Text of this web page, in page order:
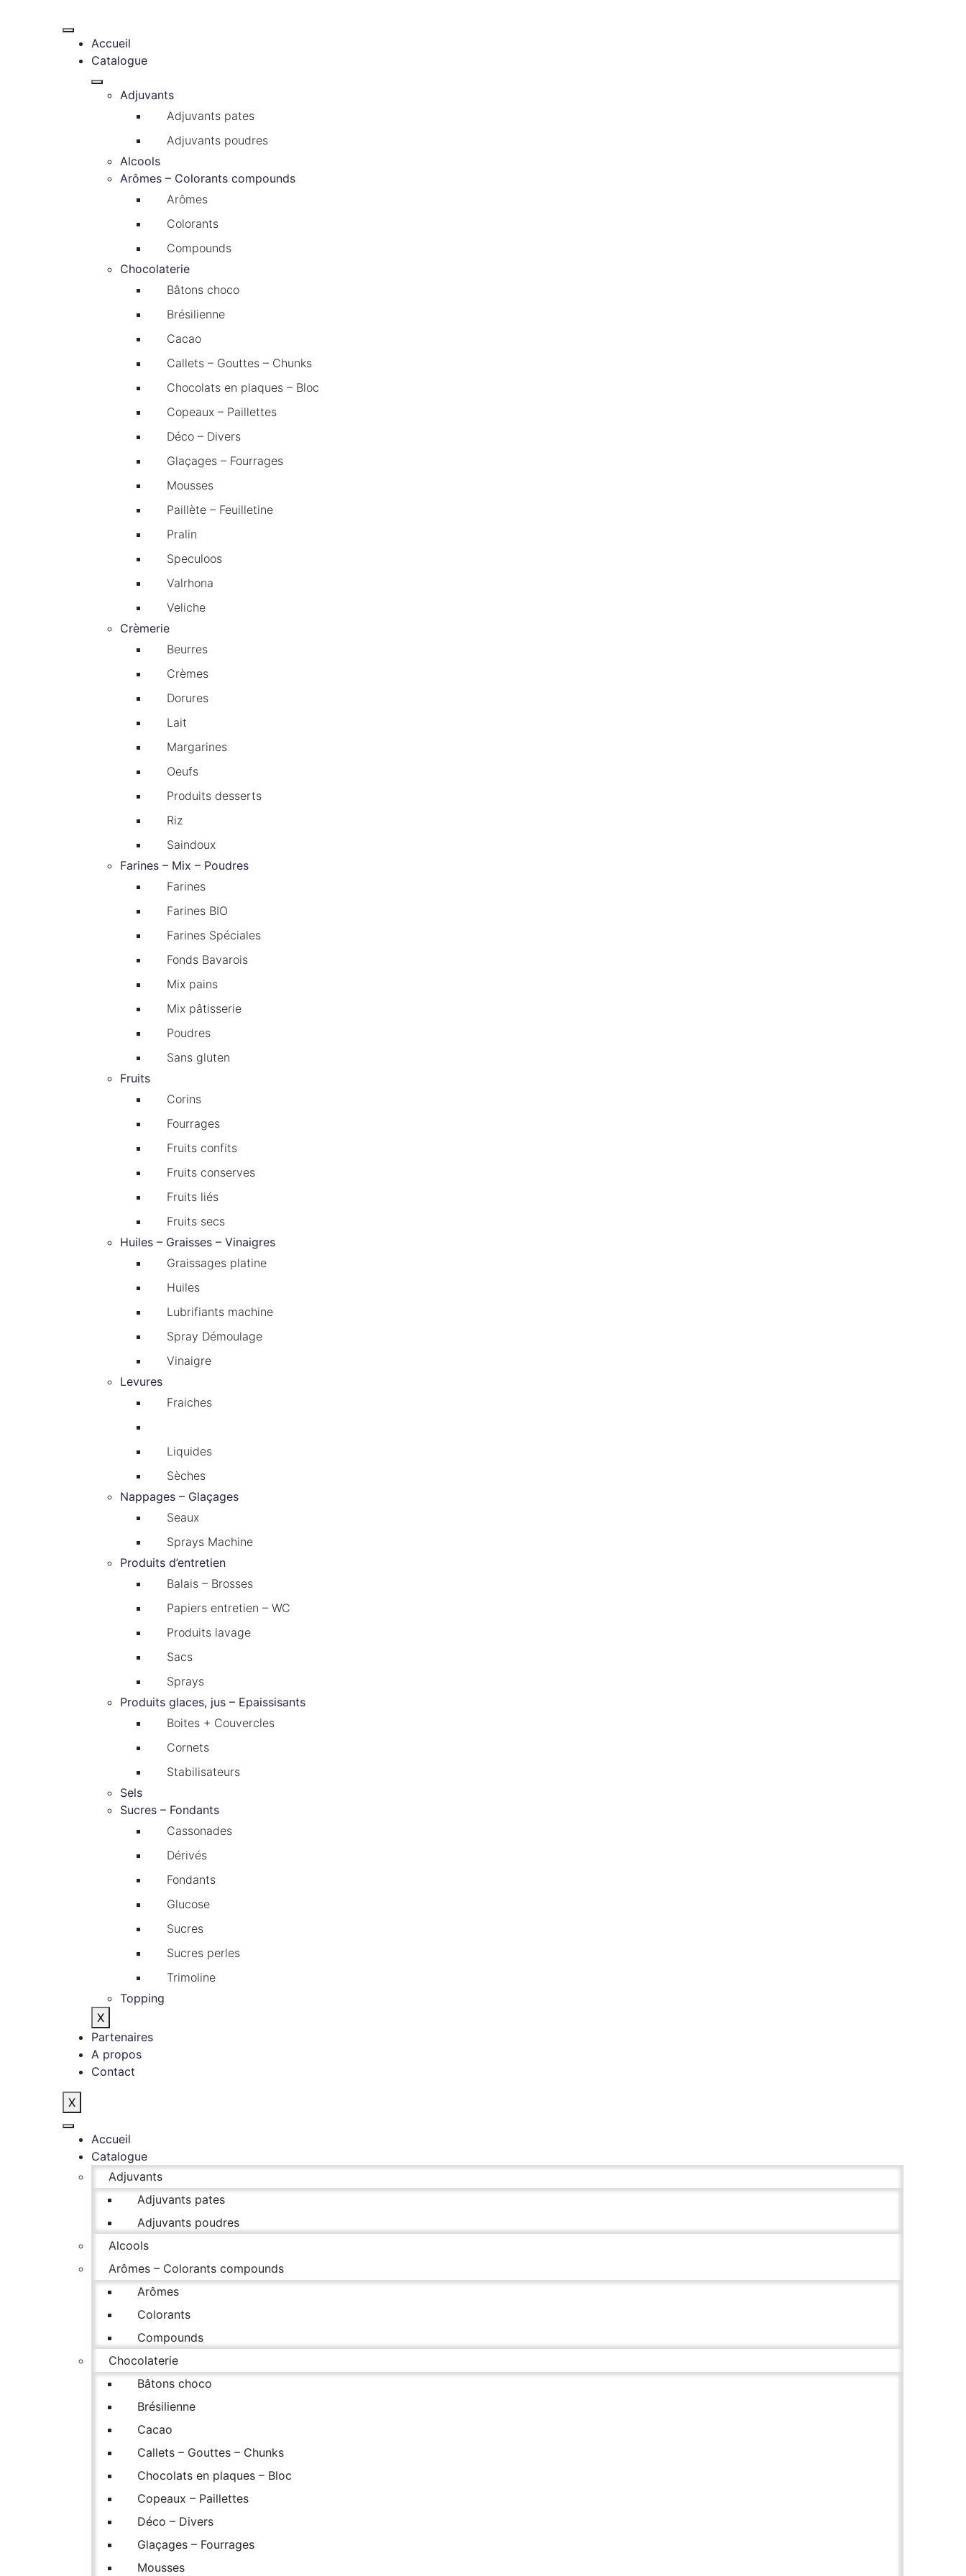
Accueil
Catalogue
Adjuvants
Adjuvants pates
Adjuvants poudres
Alcools
Arômes – Colorants compounds
Arômes
Colorants
Compounds
Chocolaterie
Bâtons choco
Brésilienne
Cacao
Callets – Gouttes – Chunks
Chocolats en plaques – Bloc
Copeaux – Paillettes
Déco – Divers
Glaçages – Fourrages
Mousses
Paillète – Feuilletine
Pralin
Speculoos
Valrhona
Veliche
Crèmerie
Beurres
Crèmes
Dorures
Lait
Margarines
Oeufs
Produits desserts
Riz
Saindoux
Farines – Mix – Poudres
Farines
Farines BIO
Farines Spéciales
Fonds Bavarois
Mix pains
Mix pâtisserie
Poudres
Sans gluten
Fruits
Corins
Fourrages
Fruits confits
Fruits conserves
Fruits liés
Fruits secs
Huiles – Graisses – Vinaigres
Graissages platine
Huiles
Lubrifiants machine
Spray Démoulage
Vinaigre
Levures
Fraiches
Liquides
Sèches
Nappages – Glaçages
Seaux
Sprays Machine
Produits d’entretien
Balais – Brosses
Papiers entretien – WC
Produits lavage
Sacs
Sprays
Produits glaces, jus – Epaissisants
Boites + Couvercles
Cornets
Stabilisateurs
Sels
Sucres – Fondants
Cassonades
Dérivés
Fondants
Glucose
Sucres
Sucres perles
Trimoline
Topping
X
Partenaires
A propos
Contact
X
Accueil
Catalogue
Adjuvants
Adjuvants pates
Adjuvants poudres
Alcools
Arômes – Colorants compounds
Arômes
Colorants
Compounds
Chocolaterie
Bâtons choco
Brésilienne
Cacao
Callets – Gouttes – Chunks
Chocolats en plaques – Bloc
Copeaux – Paillettes
Déco – Divers
Glaçages – Fourrages
Mousses